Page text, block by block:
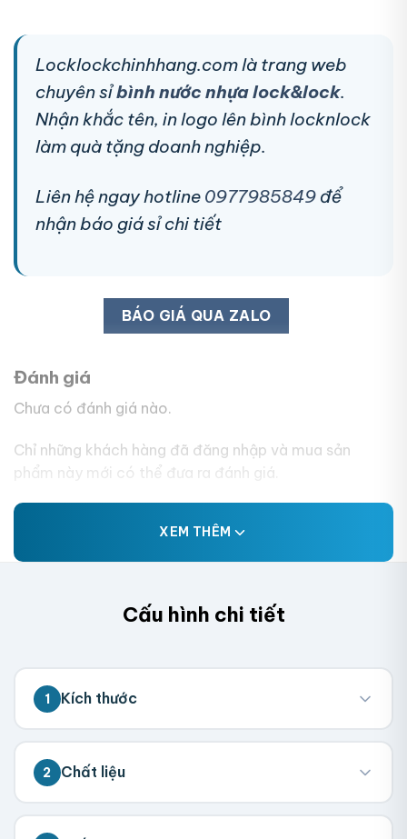
Locklockchinhhang.com là trang web
chuyên sỉbình nước nhựa lock&lock.
Nhận khắc tên, in logo lên bình locknlock
làm quà tặng doanh nghiệp.
Liên hệ ngay hotline 0977985849 để
nhận báo giá sỉ chi tiết
BÁO GIÁ QUA ZALO
Đánh giá
Chưa có đánh giá nào.
Chỉ những khách hàng đã đăng nhập và mua sản
phẩm này mới có thể đưa ra đánh giá.
XEM THÊM
Cấu hình chi tiết
1 Kích thước
💡 Đo kích thước bên trong hộp (nơi chứa
sản phẩm). Chúng tôi sẽ tính toán kích
thước tổng thể.
2 Chất liệu